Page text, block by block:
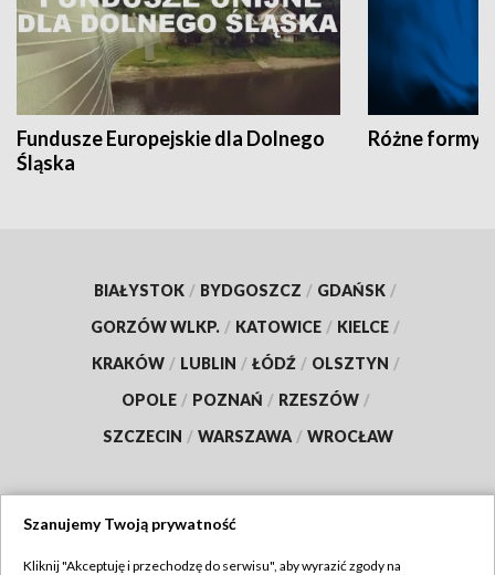
Fundusze Europejskie dla Dolnego
Śląska
Różne formy
BIAŁYSTOK / BYDGOSZCZ / GDAŃSK /
GORZÓW WLKP. / KATOWICE / KIELCE /
KRAKÓW / LUBLIN / ŁÓDŹ / OLSZTYN /
OPOLE / POZNAŃ / RZESZÓW /
SZCZECIN / WARSZAWA / WROCŁAW
Szanujemy Twoją prywatność
Kliknij "Akceptuję i przechodzę do serwisu", aby wyrazić zgody na